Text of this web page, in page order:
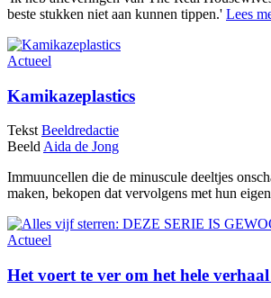
beste stukken niet aan kunnen tippen.' Lees
Actueel
Kamikazeplastics
Tekst Beeldredactie
BeeldAida de Jong
Immuuncellen die de minuscule deeltjes
maken, bekopen dat vervolgens met hun
Actueel
Het voert te ver om het hele